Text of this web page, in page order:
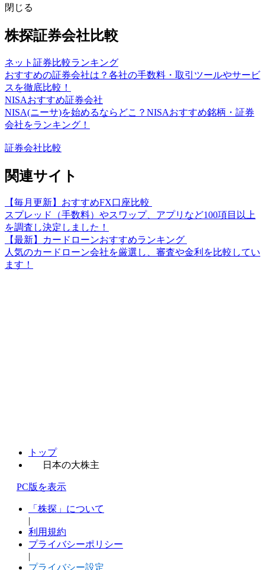
閉じる
株探証券会社比較
ネット証券比較ランキング
おすすめの証券会社は？各社の手数料・取引ツールやサービ
スを徹底比較！
NISAおすすめ証券会社
NISA(ニーサ)を始めるならどこ？NISAおすすめ銘柄・証券
会社をランキング！
証券会社比較
関連サイト
【毎月更新】おすすめFX口座比較
スプレッド（手数料）やスワップ、アプリなど100項目以上
を調査し決定しました！
【最新】カードローンおすすめランキング
人気のカードローン会社を厳選し、審査や金利を比較してい
ます！
トップ
日本の大株主
PC版を表示
「株探」について
|
利用規約
プライバシーポリシー
|
プライバシー設定